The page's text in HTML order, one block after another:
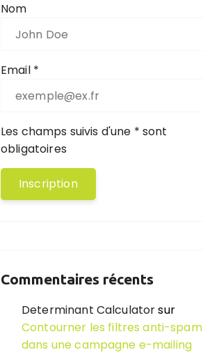
Nom
Email *
Les champs suivis d'une * sont
obligatoires
Commentaires récents
Determinant Calculatorsur
Contourner les filtres anti-spam
dans une campagne e-mailing